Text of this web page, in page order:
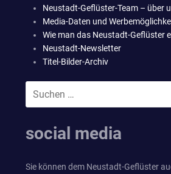
Neustadt-Geflüster-Team – über
Media-Daten und
Wie man das Neustadt-Geflüster
Neustadt-Newsletter
Titel-Bilder-Archiv
social media
Sie können dem Neustadt-Geflüster